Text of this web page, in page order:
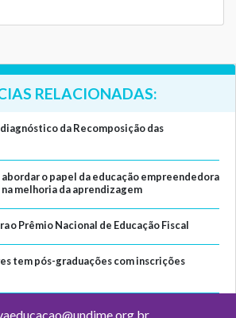
RELACIONADAS:
da Recomposição das
o papel da educação empreendedora
melhoria da aprendizagem
o Prêmio Nacional de Educação Fiscal
tem pós-graduações com inscrições